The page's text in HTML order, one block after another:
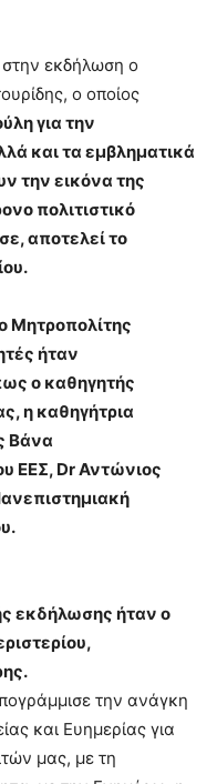
εκδήλωση ο
ο οποίος
για την
και τα εμβληματικά
την εικόνα της
πολιτιστικό
αποτελεί το
Μητροπολίτης
ήταν
ο καθηγητής
η καθηγήτρια
Βάνα
ΕΕΣ, Dr Αντώνιος
εκδήλωσης ήταν ο
την ανάγκη
και Ευημερίας για
μας, με τη